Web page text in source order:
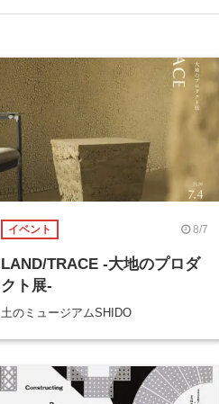
イベント 8/7
LAND/TRACE -大地のプロダ
クト展-
土のミュージアムSHIDO